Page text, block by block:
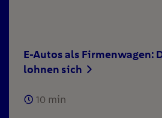
E-Autos als Firmenwagen:
lohnen sich
10 min